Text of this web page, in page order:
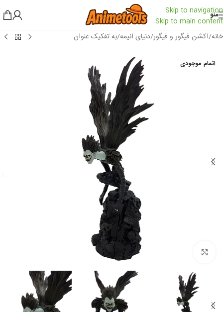
Skip to navigation
Skip to main content
منو
خانه/اکشن فیگور و فیگور/دنیای انیمه/به تفکیک عنوان
اتمام موجودی